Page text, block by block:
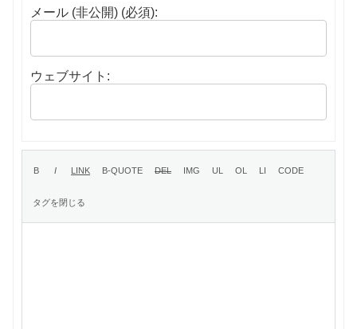
メール (非公開) (必須):
ウェブサイト: